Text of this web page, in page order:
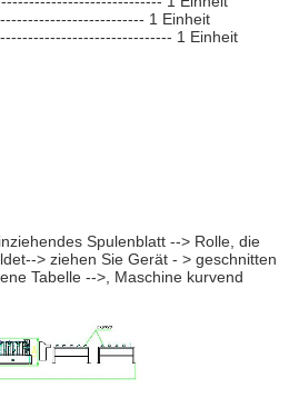
1 Einheit
1 Einheit
Spulenblatt --> Rolle, die
> ziehen Sie Gerät - > geschnitten
Tabelle -->, Maschine kurvend